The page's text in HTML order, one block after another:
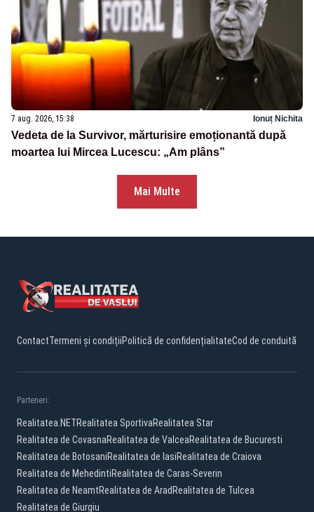
7 aug. 2026, 15:38 Ionuț Nichita
Vedeta de la Survivor, mărturisire emoționantă după
moartea lui Mircea Lucescu: „Am plâns”
Mai Multe
ContactTermeni și condițiiPolitică de confidențialitateCod de conduită
Parteneri:
Realitatea.NETRealitatea SportivaRealitatea Star
Realitatea de CovasnaRealitatea de ValceaRealitatea de Bucuresti
Realitatea de BotosaniRealitatea de IasiRealitatea de Craiova
Realitatea de MehedintiRealitatea de Caras-Severin
Realitatea de NeamtRealitatea de Arad Realitatea de Tulcea
Realitatea de Giurgiu